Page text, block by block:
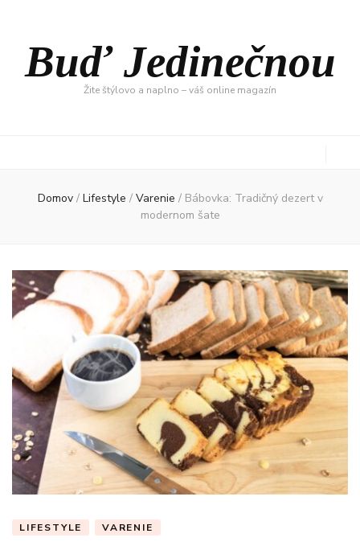
Buď Jedinečnou
Žite štýlovo a naplno – váš online magazín
Domov / Lifestyle / Varenie / Bábovka: Tradičný dezert v
modernom šate
LIFESTYLE VARENIE